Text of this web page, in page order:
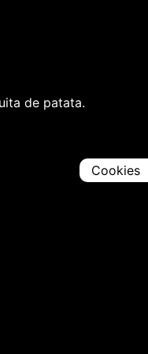
de patata.
Cookies